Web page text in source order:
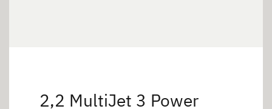
2,2 MultiJet 3 Power